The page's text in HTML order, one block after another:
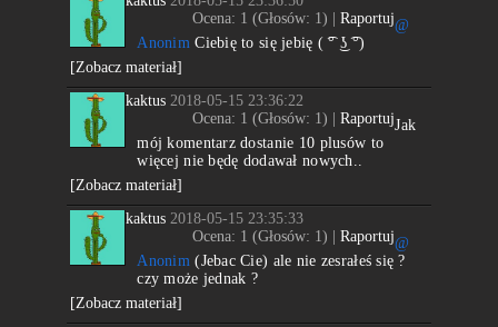
Ocena: 1 (Głosów: 1) |Raportuj@
AnonimCiebię to się jebię ( ͡° ͜ʖ ͡°)
[Zobacz materiał]
kaktus 2018-05-15 23:36:22
Ocena: 1 (Głosów: 1) |RaportujJak
mój komentarz dostanie 10 plusów to
więcej nie będę dodawał nowych..
[Zobacz materiał]
kaktus 2018-05-15 23:35:33
Ocena: 1 (Głosów: 1) |Raportuj@
Anonim(Jebac Cie) ale nie zesrałeś się ?
czy może jednak ?
[Zobacz materiał]